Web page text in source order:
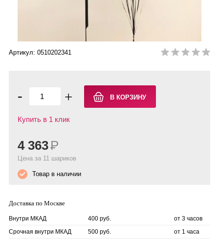
Артикул: 0510202341
- +
Купить в 1 клик
4 363Р
Цена за 11 шариков
Товар в наличии
Доставка по Москве
Внутри МКАД 400 руб.
от 3 часов
Срочная внутри МКАД
500 руб.
от 1 часа